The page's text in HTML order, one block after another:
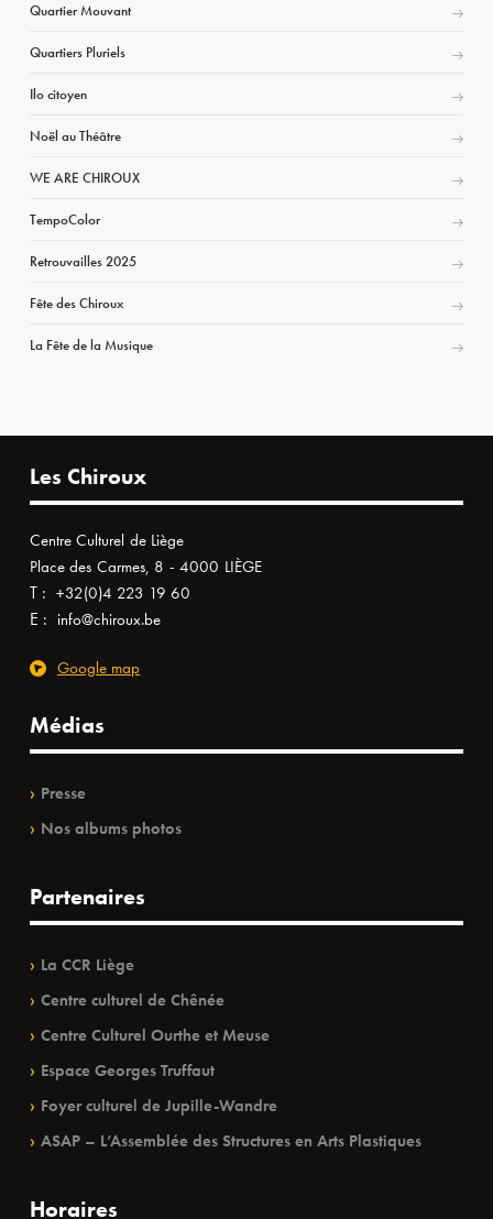
Quartier Mouvant
Quartiers Pluriels
Ilo citoyen
Noël au Théâtre
WE ARE CHIROUX
TempoColor
Retrouvailles 2025
Fête des Chiroux
La Fête de la Musique
Les Chiroux
Centre Culturel de Liège
Place des Carmes, 8 - 4000 LIÈGE
T : +32(0)4 223 19 60
E : info@chiroux.be
Google map
Médias
Presse
Nos albums photos
Partenaires
La CCR Liège
Centre culturel de Chênée
Centre Culturel Ourthe et Meuse
Espace Georges Truffaut
Foyer culturel de Jupille-Wandre
ASAP – L’Assemblée des Structures en Arts Plastiques
Horaires